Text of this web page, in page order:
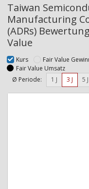
Taiwan
Manufacturing
(ADRs)
Value
Kurs Fair Value
Fair Value Umsatz
Ø Periode:
1 J 3 J 5 J